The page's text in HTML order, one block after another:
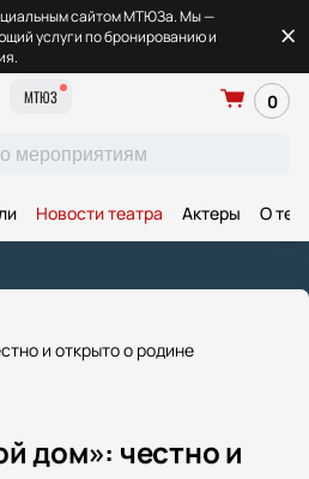
сайтом МТЮЗа. Мы —
услуги по бронированию и
МТЮЗ
0
Новости театра Актеры О
и открыто о родине
дом»: честно и